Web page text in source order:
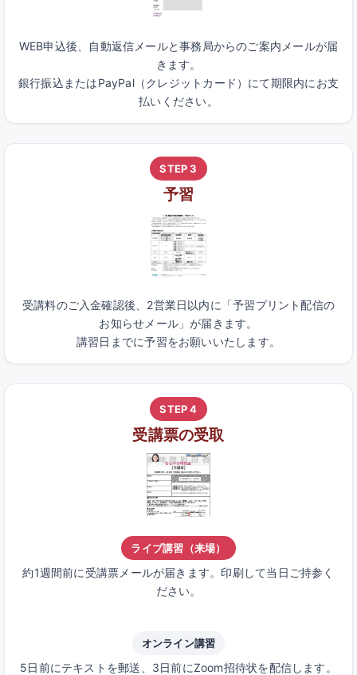
WEB申込後、自動返信メールと事務局からのご案内メールが届
きます。
銀行振込またはPayPal（クレジットカード）にて期限内にお支
払いください。
STEP 3
予習
受講料のご入金確認後、2営業日以内に「予習プリント配信の
お知らせメール」が届きます。
講習日までに予習をお願いいたします。
STEP 4
受講票の受取
ライブ講習（来場）
約1週間前に受講票メールが届きます。印刷して当日ご持参く
ださい。
オンライン講習
5日前にテキストを郵送、3日前にZoom招待状を配信します。